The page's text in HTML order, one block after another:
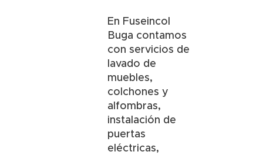
En Fuseincol
Buga contamos
con servicios de
lavado de
muebles,
colchones y
alfombras,
instalación de
puertas
eléctricas,